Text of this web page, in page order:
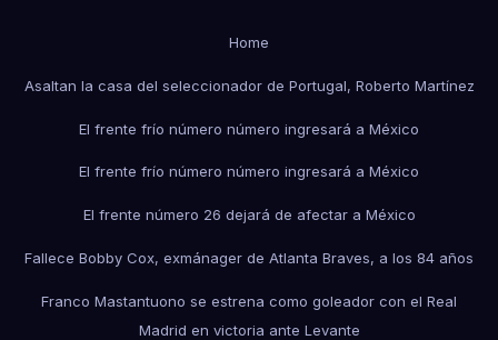
Home
Asaltan la casa del seleccionador de Portugal, Roberto Martínez
El frente frío número número ingresará a México
El frente frío número número ingresará a México
El frente número 26 dejará de afectar a México
Fallece Bobby Cox, exmánager de Atlanta Braves, a los 84 años
Franco Mastantuono se estrena como goleador con el Real
Madrid en victoria ante Levante